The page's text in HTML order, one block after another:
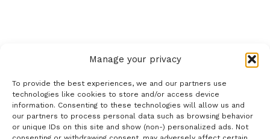
Manage your privacy
To provide the best experiences, we and our partners use
technologies like cookies to store and/or access device
information. Consenting to these technologies will allow us and
our partners to process personal data such as browsing behavior
or unique IDs on this site and show (non-) personalized ads. Not